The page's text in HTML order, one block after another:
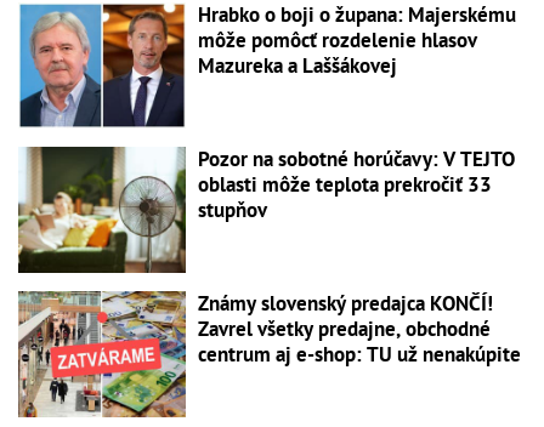
Hrabko o boji o župana: Majerskému
môže pomôcť rozdelenie hlasov
Mazureka a Laššákovej
Pozor na sobotné horúčavy: V TEJTO
oblasti môže teplota prekročiť 33
stupňov
Známy slovenský predajca KONČÍ!
Zavrel všetky predajne, obchodné
centrum aj e-shop: TU už nenakúpite